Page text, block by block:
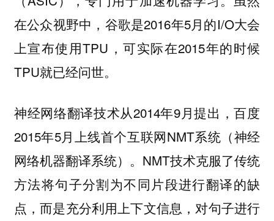
在公众视野中，谷歌是2016年5月的I/O大会
上宣布使用TPU，可实际在2015年的时候
TPU就已经问世。
神经网络翻译技术从2014年9月提出，百度
2015年5月上线首个互联网NMT系统（神经
网络机器翻译系统）。NMT技术克服了传统
方法将句子分割为不同片段进行翻译的缺
点，而是充分利用上下文信息，对句子进行